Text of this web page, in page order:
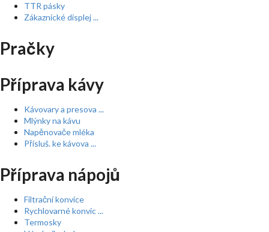
TTR pásky
Zákaznické displej ...
Pračky
Příprava kávy
Kávovary a presova ...
Mlýnky na kávu
Napěnovače mléka
Přísluš. ke kávova ...
Příprava nápojů
Filtrační konvice
Rychlovarné konvic ...
Termosky